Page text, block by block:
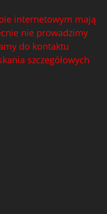
internetowym mają
nie prowadzimy
do kontaktu
szczegółowych